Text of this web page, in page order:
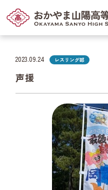
2023.09.24 レスリング部
声援